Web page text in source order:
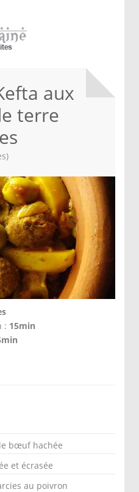
aux
terre
: 15min
bœuf hachée
et écrasée
au poivron